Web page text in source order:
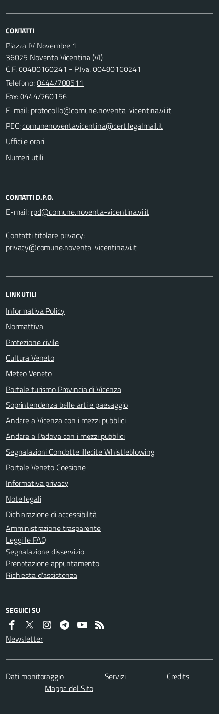
CONTATTI
Piazza IV Novembre 1
36025 Noventa Vicentina (VI)
C.F. 00480160241 - P.Iva: 00480160241
Telefono:0444/788511
Fax: 0444/760156
E-mail:
PEC:
Uffici e orari
Numeri utili
CONTATTI D.P.O.
E-mail:
Contatti titolare privacy:
privacy@comune.noventa-vicentina.vi.it
LINK UTILI
Informativa Policy
Normattiva
Protezione civile
Cultura Veneto
Meteo Veneto
Portale turismo Provincia di Vicenza
Soprintendenza belle arti e paesaggio
Andare a Vicenza con i mezzi pubblici
Andare a Padova con i mezzi pubblici
Segnalazioni Condotte illecite Whistleblowing
Portale Veneto Coesione
Informativa privacy
Note legali
Dichiarazione di accessibilità
Amministrazione trasparente
Leggi le FAQ
Segnalazione disservizio
Prenotazione appuntamento
Richiesta d'assistenza
SEGUICI SU
Newsletter
Dati monitoraggio Servizi
Credits
Mappa del Sito